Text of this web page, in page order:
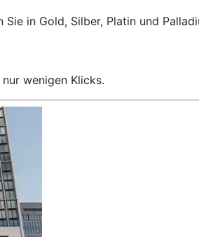
in Gold, Silber, Platin und
wenigen Klicks.